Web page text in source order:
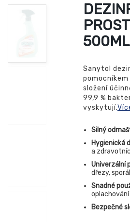
500ML
Sanytol
složení
99,9 %
vyskytují.
Silný
Hygienická
a
Univerzální
dřezy,
Snadné
oplachování
Bezpečné